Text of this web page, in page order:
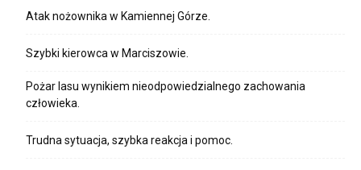
Atak nożownika w Kamiennej Górze.
Szybki kierowca w Marciszowie.
Pożar lasu wynikiem nieodpowiedzialnego zachowania
człowieka.
Trudna sytuacja, szybka reakcja i pomoc.